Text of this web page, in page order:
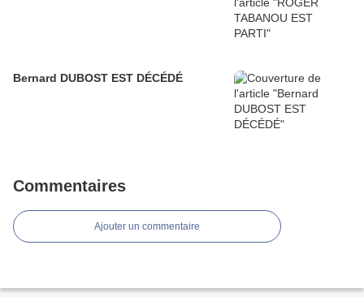
Bernard DUBOST EST DÉCÉDÉ
Commentaires
Ajouter un commentaire